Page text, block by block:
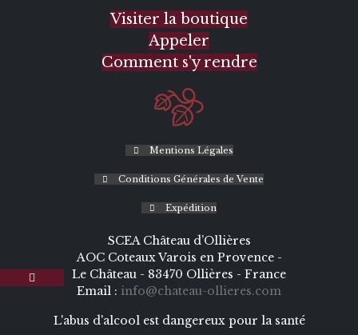
Visiter la boutique
Appeler
Comment s'y rendre
Mentions Légales
Conditions Générales de Vente
Expédition
SCEA Château d’Ollières
AOC Coteaux Varois en Provence -
Le Château - 83470 Ollières - France
Email : info@chateau-ollieres.com
L'abus d'alcool est dangereux pour la santé